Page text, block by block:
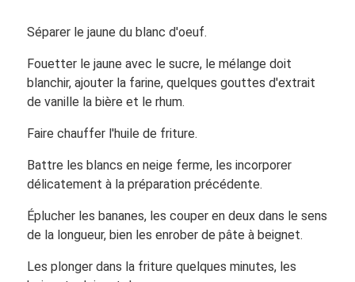
Séparer le jaune du blanc d'oeuf.
Fouetter le jaune avec le sucre, le mélange doit
blanchir, ajouter la farine, quelques gouttes d'extrait
de vanille la bière et le rhum.
Faire chauffer l'huile de friture.
Battre les blancs en neige ferme, les incorporer
délicatement à la préparation précédente.
Éplucher les bananes, les couper en deux dans le sens
de la longueur, bien les enrober de pâte à beignet.
Les plonger dans la friture quelques minutes, les